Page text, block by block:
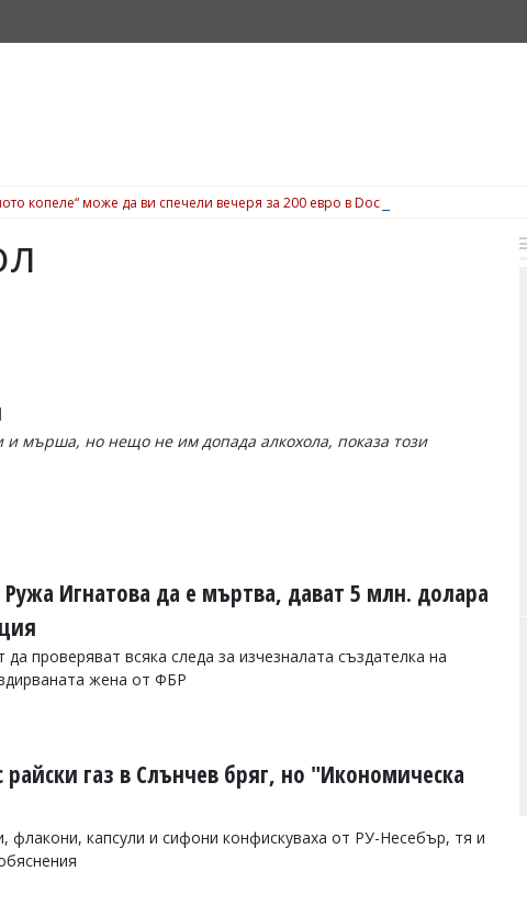
копеле“ може да ви спечели вечеря за 200 евро в Dock 5, вижте подробности
и мърша, но нещо не им допада алкохола, показа този
Игнатова да е мъртва, дават 5 млн. долара
проверяват всяка следа за изчезналата създателка на
жена от ФБР
газ в Слънчев бряг, но "Икономическа
флакони, капсули и сифони конфискуваха от РУ-Несебър, тя и